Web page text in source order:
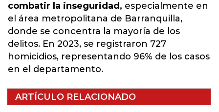
combatir la inseguridad, especialmente en
el área metropolitana de Barranquilla,
donde se concentra la mayoría de los
delitos. En 2023, se registraron 727
homicidios, representando 96% de los casos
en el departamento.
ARTÍCULO RELACIONADO